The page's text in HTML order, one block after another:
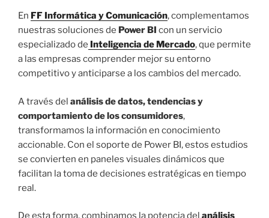
En FF Informática y Comunicación, complementamos
nuestras soluciones de Power BI con un servicio
especializado de Inteligencia de Mercado, que permite
a las empresas comprender mejor su entorno
competitivo y anticiparse a los cambios del mercado.
A través del análisis de datos, tendencias y
comportamiento de los consumidores,
transformamos la información en conocimiento
accionable. Con el soporte de Power BI, estos estudios
se convierten en paneles visuales dinámicos que
facilitan la toma de decisiones estratégicas en tiempo
real.